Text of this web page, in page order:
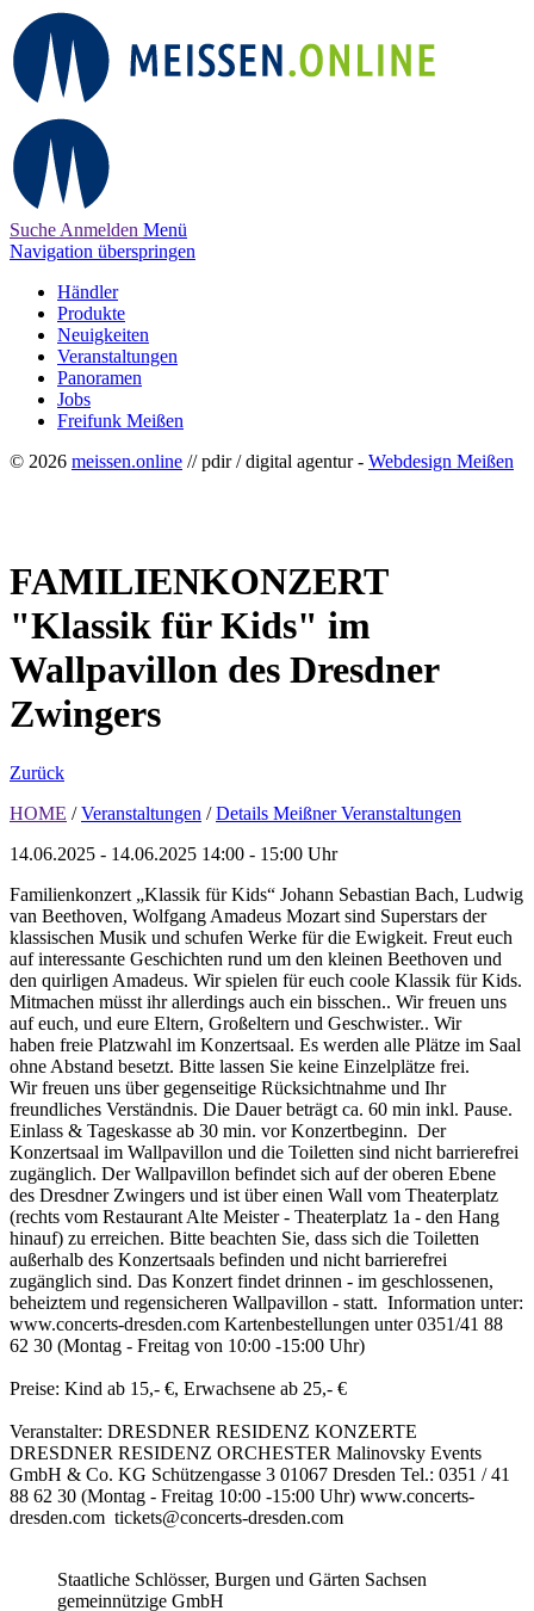
Suche Anmelden Menü
Navigation überspringen
Händler
Produkte
Neuigkeiten
Veranstaltungen
Panoramen
Jobs
Freifunk Meißen
© 2026 meissen.online // pdir / digital agentur - Webdesign Meißen
FAMILIENKONZERT
"Klassik für Kids" im
Wallpavillon des Dresdner
Zwingers
Zurück
HOME / Veranstaltungen / Details Meißner Veranstaltungen
14.06.2025 - 14.06.2025 14:00 - 15:00 Uhr
Familienkonzert „Klassik für Kids“ Johann Sebastian Bach, Ludwig
van Beethoven, Wolfgang Amadeus Mozart sind Superstars der
klassischen Musik und schufen Werke für die Ewigkeit. Freut euch
auf interessante Geschichten rund um den kleinen Beethoven und
den quirligen Amadeus. Wir spielen für euch coole Klassik für Kids.
Mitmachen müsst ihr allerdings auch ein bisschen.. Wir freuen uns
auf euch, und eure Eltern, Großeltern und Geschwister.. Wir
haben freie Platzwahl im Konzertsaal. Es werden alle Plätze im Saal
ohne Abstand besetzt. Bitte lassen Sie keine Einzelplätze frei.
Wir freuen uns über gegenseitige Rücksichtnahme und Ihr
freundliches Verständnis. Die Dauer beträgt ca. 60 min inkl. Pause.
Einlass & Tageskasse ab 30 min. vor Konzertbeginn. Der
Konzertsaal im Wallpavillon und die Toiletten sind nicht barrierefrei
zugänglich. Der Wallpavillon befindet sich auf der oberen Ebene
des Dresdner Zwingers und ist über einen Wall vom Theaterplatz
(rechts vom Restaurant Alte Meister - Theaterplatz 1a - den Hang
hinauf) zu erreichen. Bitte beachten Sie, dass sich die Toiletten
außerhalb des Konzertsaals befinden und nicht barrierefrei
zugänglich sind. Das Konzert findet drinnen - im geschlossenen,
beheiztem und regensicheren Wallpavillon - statt. Information unter:
www.concerts-dresden.com Kartenbestellungen unter 0351/41 88
62 30 (Montag - Freitag von 10:00 -15:00 Uhr)
Preise: Kind ab 15,- €, Erwachsene ab 25,- €
Veranstalter: DRESDNER RESIDENZ KONZERTE
DRESDNER RESIDENZ ORCHESTER Malinovsky Events
GmbH & Co. KG Schützengasse 3 01067 Dresden Tel.: 0351 / 41
88 62 30 (Montag - Freitag 10:00 -15:00 Uhr) www.concerts-
dresden.com tickets@concerts-dresden.com
Staatliche Schlösser, Burgen und Gärten Sachsen
gemeinnützige GmbH